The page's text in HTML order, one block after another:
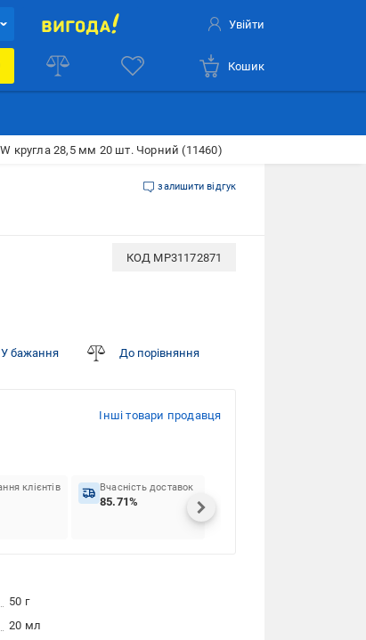
Увійти
Кошик
кругла 28,5 мм 20 шт. Чорний (11460)
залишити відгук
КОД MP31172871
У бажання До порівняння
Інші товари продавця
клієнтів Вчасність доставок
85.71%
50 г
20 мл